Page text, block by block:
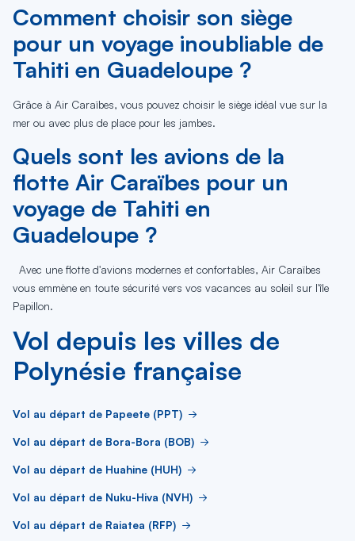
Comment choisir son siège
pour un voyage inoubliable de
Tahiti en Guadeloupe ?
Grâce à Air Caraïbes, vous pouvez choisir le siège idéal vue sur la
mer ou avec plus de place pour les jambes.
Quels sont les avions de la
flotte Air Caraïbes pour un
voyage de Tahiti en
Guadeloupe ?
Avec une flotte d'avions modernes et confortables, Air Caraïbes
vous emmène en toute sécurité vers vos vacances au soleil sur l'île
Papillon.
Vol depuis les villes de
Polynésie française
Vol au départ de Papeete (PPT)
Vol au départ de Bora-Bora (BOB)
Vol au départ de Huahine (HUH)
Vol au départ de Nuku-Hiva (NVH)
Vol au départ de Raiatea (RFP)